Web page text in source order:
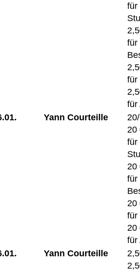
für
für
für
für
Yann Courteille
20
für
20
für
20
für
20
für
Yann Courteille